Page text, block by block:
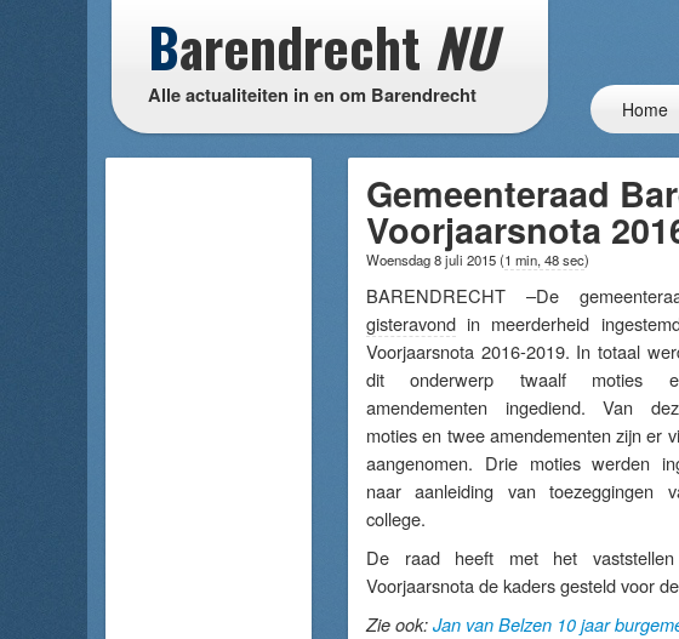
Barendrecht NU
Alle actualiteiten in en om Barendrecht
Home
Gemeenteraad
Voorjaarsnota
Woensdag 8 juli 2015(1 min, 48 sec)
BARENDRECHT –De
gisteravond in meerderheid
Voorjaarsnota 2016-2019. In totaal
dit onderwerp twaalf moties
amendementen ingediend. Van
moties en twee amendementen zijn er
aangenomen. Drie moties werden
naar aanleiding van toezeggingen
college.
De raad heeft met het
Voorjaarsnota de kaders gesteld voor
Zie ook: Jan van Belzen 10 jaar